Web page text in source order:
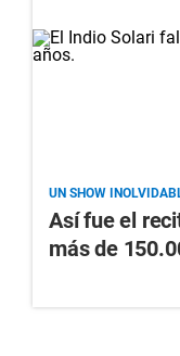
UN SHOW
Así fue el
más de